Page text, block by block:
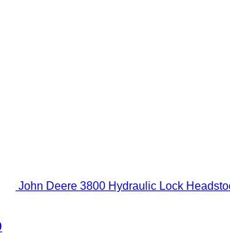
John Deere 3800 Hydraulic Lock